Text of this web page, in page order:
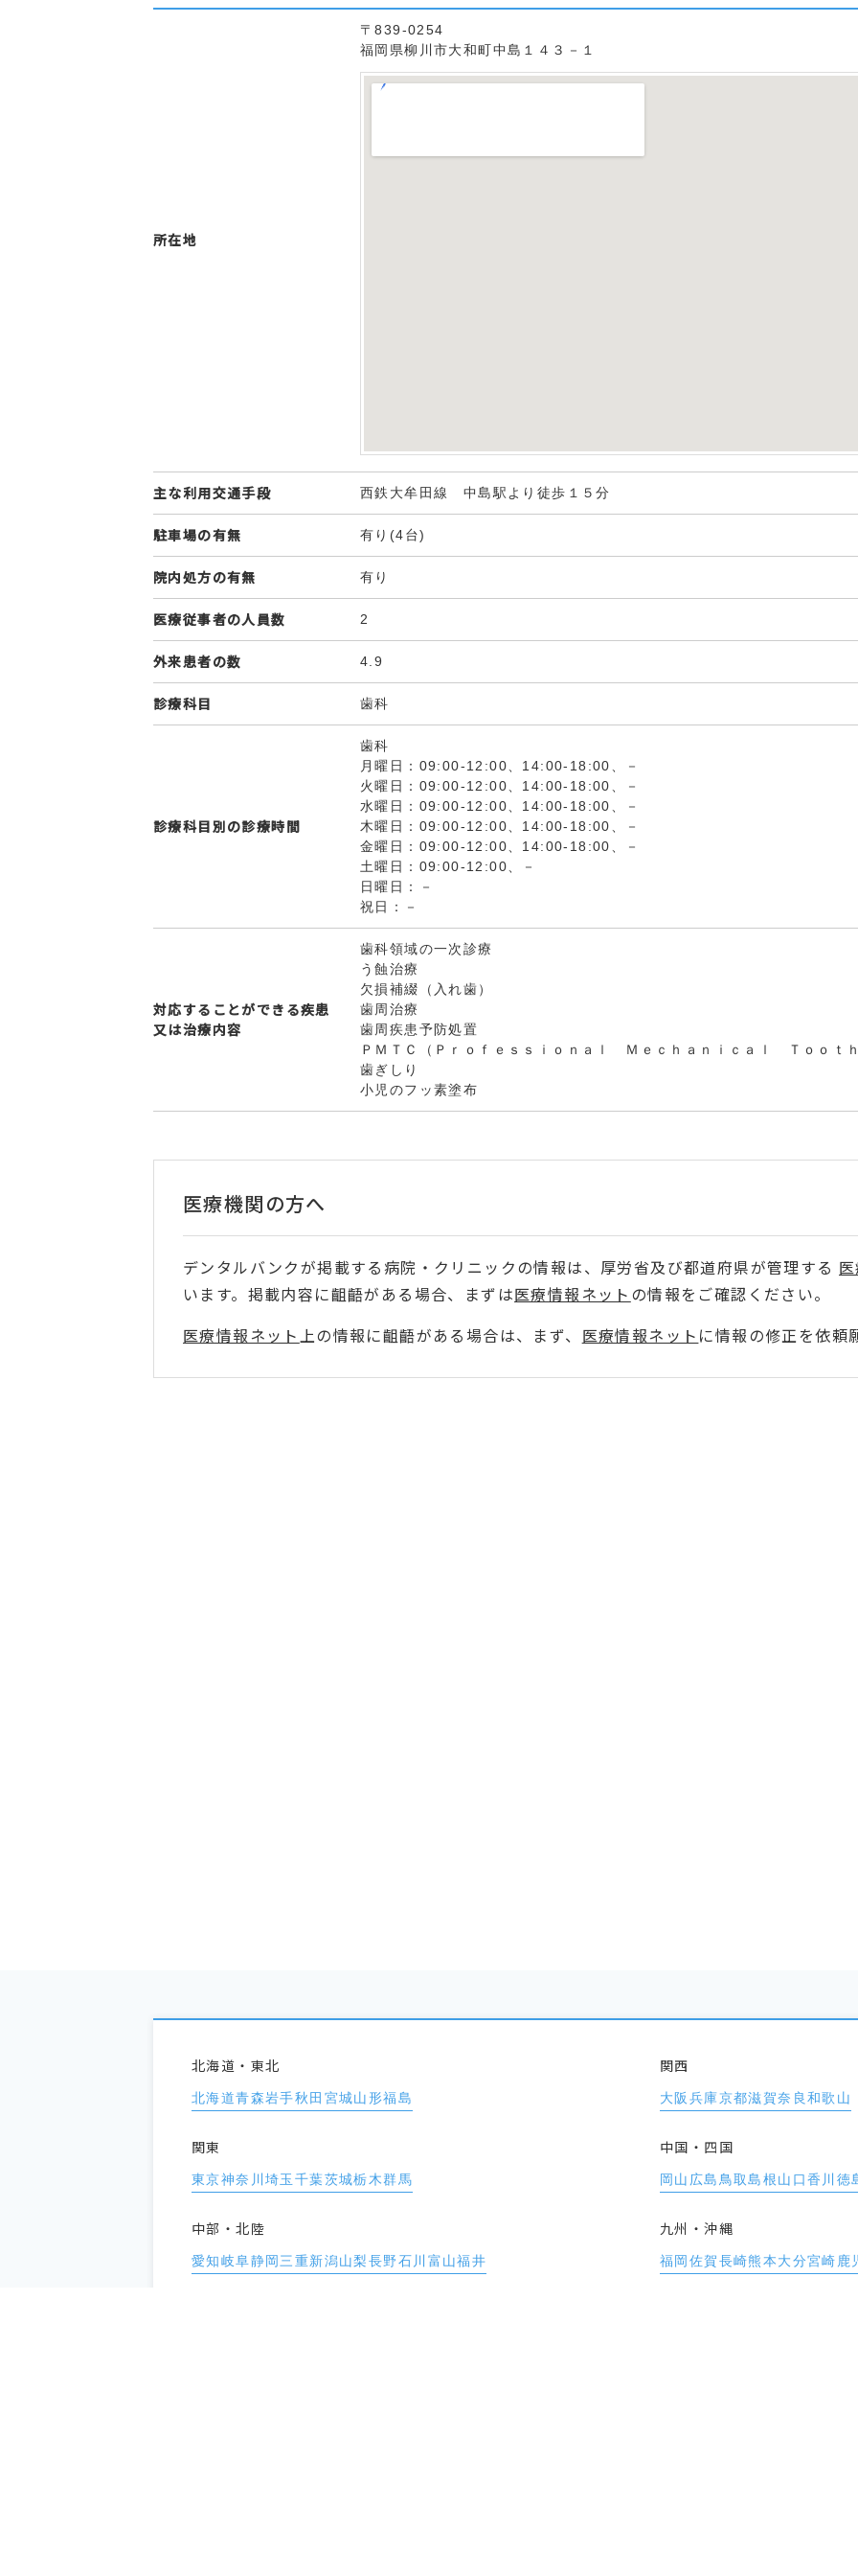
所在地
〒839-0254
福岡県柳川市大和町中島１４３－１
主な利用交通手段 西鉄大牟田線 中島駅より徒歩１５分
駐車場の有無 有り(4台)
院内処方の有無 有り
医療従事者の人員数 2
外来患者の数 4.9
診療科目 歯科
診療科目別の診療時間
歯科
月曜日：09:00-12:00、14:00-18:00、－
火曜日：09:00-12:00、14:00-18:00、－
水曜日：09:00-12:00、14:00-18:00、－
木曜日：09:00-12:00、14:00-18:00、－
金曜日：09:00-12:00、14:00-18:00、－
土曜日：09:00-12:00、－
日曜日：－
祝日：－
対応することができる疾患
又は治療内容
歯科領域の一次診療
う蝕治療
欠損補綴（入れ歯）
歯周治療
歯周疾患予防処置
ＰＭＴＣ（Ｐｒｏｆｅｓｓｉｏｎａｌ Ｍｅｃｈａｎｉｃａｌ Ｔｏｏｔ
歯ぎしり
小児のフッ素塗布
医療機関の方へ
デンタルバンクが掲載する病院・クリニックの情報は、厚労省及び都道府県が管理する
います。掲載内容に齟齬がある場合、まずは医療情報ネット の情報をご確認ください。
医療情報ネット上の情報に齟齬がある場合は、まず、 医療情報ネット に情報の修正を依頼
北海道・東北
北海道青森岩手秋田 宮城山形福島
関東
東京神奈川埼玉 千葉茨城栃木群馬
中部・北陸
愛知岐阜静岡 三重新潟山梨長野石川 富山福井
関西
大阪 兵庫京都滋賀奈良和歌山
中国・四国
岡山 広島 鳥取島根山口香川 徳
九州・沖縄
福岡 佐賀長崎熊本大分宮崎 鹿